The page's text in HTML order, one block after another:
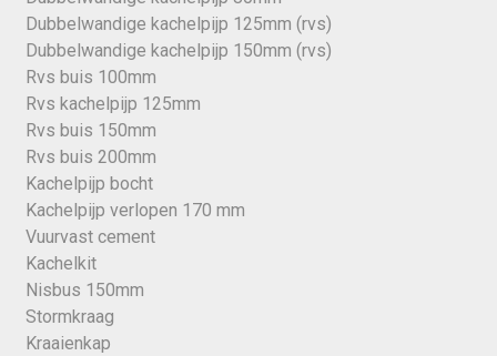
Dubbelwandige kachelpijp 125mm (rvs)
Dubbelwandige kachelpijp 150mm (rvs)
Rvs buis 100mm
Rvs kachelpijp 125mm
Rvs buis 150mm
Rvs buis 200mm
Kachelpijp bocht
Kachelpijp verlopen 170 mm
Vuurvast cement
Kachelkit
Nisbus 150mm
Stormkraag
Kraaienkap